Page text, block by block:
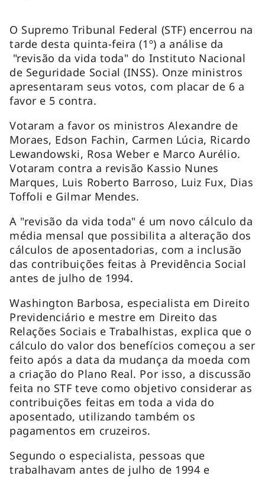
O Supremo Tribunal Federal (STF) encerrou na
tarde desta quinta-feira (1º) a análise da
"revisão da vida toda" do Instituto Nacional
de Seguridade Social (INSS). Onze ministros
apresentaram seus votos, com placar de 6 a
favor e 5 contra.
Votaram a favor os ministros Alexandre de
Moraes, Edson Fachin, Carmen Lúcia, Ricardo
Lewandowski, Rosa Weber e Marco Aurélio.
Votaram contra a revisão Kassio Nunes
Marques, Luis Roberto Barroso, Luiz Fux, Dias
Toffoli e Gilmar Mendes.
A "revisão da vida toda" é um novo cálculo da
média mensal que possibilita a alteração dos
cálculos de aposentadorias, com a inclusão
das contribuições feitas à Previdência Social
antes de julho de 1994.
Washington Barbosa, especialista em Direito
Previdenciário e mestre em Direito das
Relações Sociais e Trabalhistas, explica que o
cálculo do valor dos benefícios começou a ser
feito após a data da mudança da moeda com
a criação do Plano Real. Por isso, a discussão
feita no STF teve como objetivo considerar as
contribuições feitas em toda a vida do
aposentado, utilizando também os
pagamentos em cruzeiros.
Segundo o especialista, pessoas que
trabalhavam antes de julho de 1994 e